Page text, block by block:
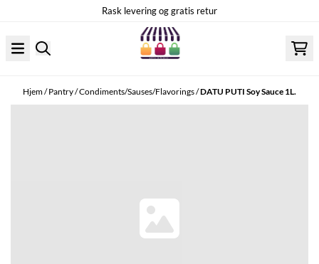
Rask levering og gratis retur
Hjem/Pantry/Condiments/Sauses/Flavorings/DATU PUTI Soy Sauce 1L.